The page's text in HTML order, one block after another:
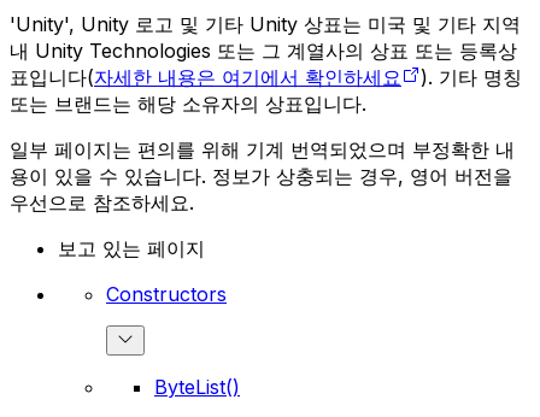
'Unity', Unity 로고 및 기타 Unity 상표는 미국 및 기타 지역
내 Unity Technologies 또는 그 계열사의 상표 또는 등록상
표입니다(자세한 내용은 여기에서 확인하세요
). 기타 명칭
또는 브랜드는 해당 소유자의 상표입니다.
일부 페이지는 편의를 위해 기계 번역되었으며 부정확한 내
용이 있을 수 있습니다. 정보가 상충되는 경우, 영어 버전을
우선으로 참조하세요.
보고 있는 페이지
Constructors
ByteList()